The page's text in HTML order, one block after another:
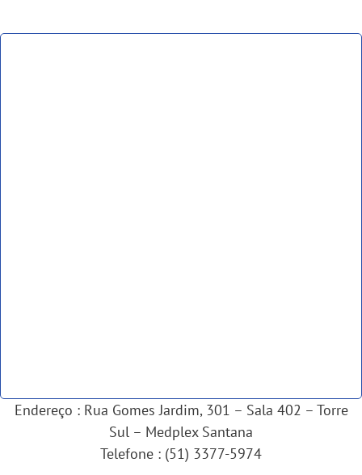
Endereço : Rua Gomes Jardim, 301 – Sala 402 – Torre
Sul – Medplex Santana
Telefone : (51) 3377-5974